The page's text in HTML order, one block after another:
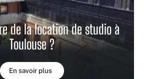
de la location de studio à
Toulouse ?
En savoir plus